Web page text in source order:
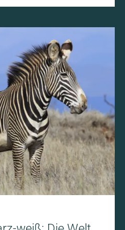
töten oder heilen. Wir
Zoo-Experten und
Loris, stille Killer und